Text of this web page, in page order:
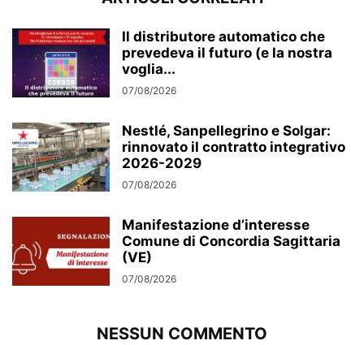
Il distributore automatico che
prevedeva il futuro (e la nostra
voglia...
07/08/2026
Nestlé, Sanpellegrino e Solgar:
rinnovato il contratto integrativo
2026-2029
07/08/2026
Manifestazione d’interesse
Comune di Concordia Sagittaria
(VE)
07/08/2026
NESSUN COMMENTO